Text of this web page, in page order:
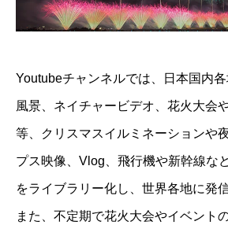
Youtubeチャンネルでは、日本国内
風景、ネイチャービデオ、花火大会
等、クリスマスイルミネーションや
プス映像、Vlog、飛行機や新幹線な
をライブラリー化し、世界各地に発
また、不定期で花火大会やイベント